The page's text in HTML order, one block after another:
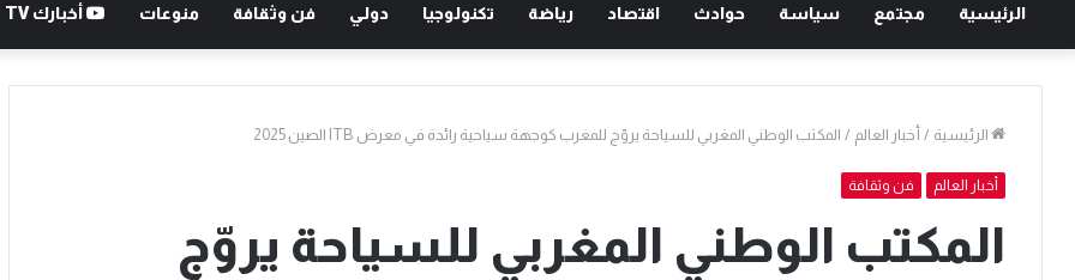
الرئيسية مجتمع سياسة حوادث اقتصاد رياضة تكنولوجيا دولي فن وثقافة منوعات أخبارك TV
الرئيسية / أخبار العالم / المكتب الوطني المغربي للسياحة يروّج للمغرب كوجهة سياحية رائدة في معرض ITB الصين 2025
أخبار العالم فن وثقافة
المكتب الوطني المغربي للسياحة يروّج